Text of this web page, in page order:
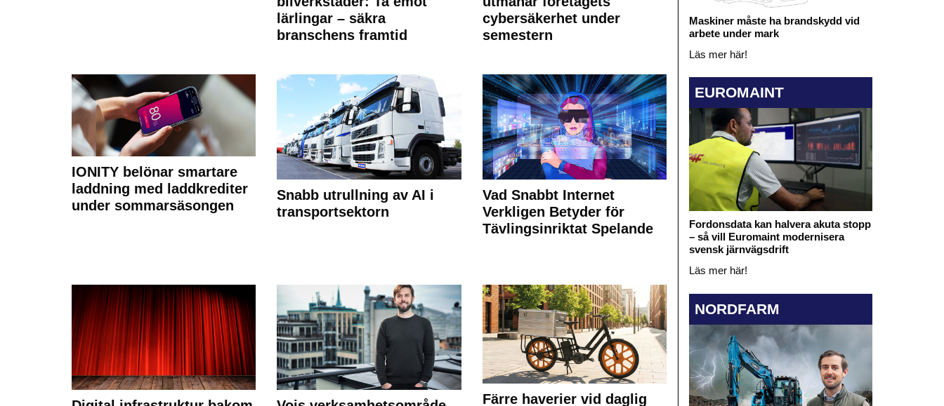
lärlingar – säkra
branschens framtid
cybersäkerhet under
semestern
IONITY belönar smartare
laddning med laddkrediter
under sommarsäsongen
Snabb utrullning av AI i
transportsektorn
Vad Snabbt Internet
Verkligen Betyder för
Tävlingsinriktat Spelande
Färre haverier vid daglig
Maskiner måste ha brandskydd vid
arbete under mark
Läs mer här!
EUROMAINT
Fordonsdata kan halvera akuta stopp
– så vill Euromaint modernisera
svensk järnvägsdrift
Läs mer här!
NORDFARM